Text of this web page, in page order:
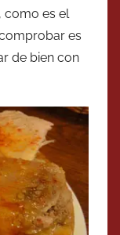
como es el
es
de bien con